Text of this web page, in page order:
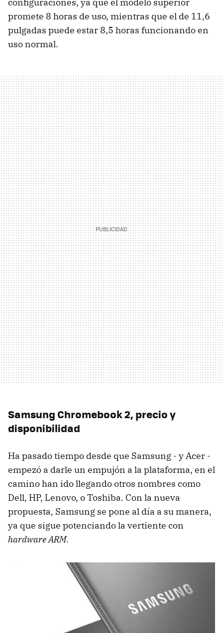
promete 8 horas de uso, mientras que el de 11,6
pulgadas puede estar 8,5 horas funcionando en
uso normal.
Samsung Chromebook 2, precio y
disponibilidad
Ha pasado tiempo desde que Samsung - y Acer -
empezó a darle un empujón a la plataforma, en el
camino han ido llegando otros nombres como
Dell, HP, Lenovo, o Toshiba. Con la nueva
propuesta, Samsung se pone al día a su manera,
ya que sigue potenciando la vertiente con
hardware ARM.